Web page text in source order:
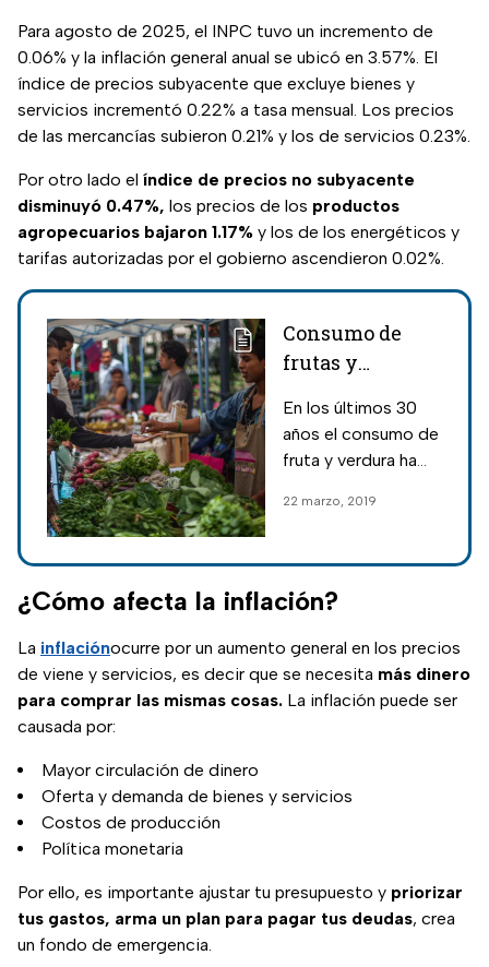
Para agosto de 2025, el INPC tuvo un incremento de
0.06% y la inflación general anual se ubicó en 3.57%. El
índice de precios subyacente que excluye bienes y
servicios incrementó 0.22% a tasa mensual. Los precios
de las mercancías subieron 0.21% y los de servicios 0.23%.
Por otro lado el índice de precios no subyacente
disminuyó 0.47%, los precios de los productos
agropecuarios bajaron 1.17% y los de los energéticos y
tarifas autorizadas por el gobierno ascendieron 0.02%.
Consumo de
frutas y
30%: UNAM
En los últimos 30
años el consumo de
fruta y verdura ha
México a causa del
y la apertura de
tiendas de
autoservicio.
22 marzo, 2019
¿Cómo afecta la inflación?
La inflaciónocurre por un aumento general en los precios
de viene y servicios, es decir que se necesita más dinero
para comprar las mismas cosas. La inflación puede ser
causada por:
Mayor circulación de dinero
Oferta y demanda de bienes y servicios
Costos de producción
Política monetaria
Por ello, es importante ajustar tu presupuesto y priorizar
tus gastos, arma un plan para pagar tus deudas, crea
un fondo de emergencia.